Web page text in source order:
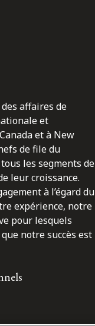
affaires de
et
et à New
de file du
les segments de
leur croissance.
à l’égard du
expérience, notre
pour lesquels
notre succès est